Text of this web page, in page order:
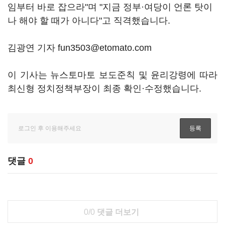
임부터 바로 잡으라"며 "지금 정부·여당이 언론 탓이
나 해야 할 때가 아니다"고 직격했습니다.
김광연 기자 fun3503@etomato.com
이 기사는 뉴스토마토 보도준칙 및 윤리강령에 따라
최신형 정치정책부장이 최종 확인·수정했습니다.
댓글 0
0/0 댓글 더보기